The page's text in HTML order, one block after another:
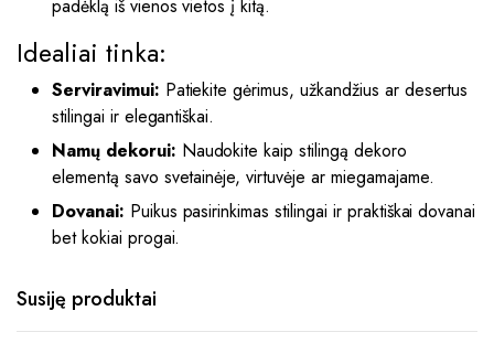
padėklą iš vienos vietos į kitą.
Idealiai tinka:
Serviravimui: Patiekite gėrimus, užkandžius ar desertus
stilingai ir elegantiškai.
Namų dekorui: Naudokite kaip stilingą dekoro
elementą savo svetainėje, virtuvėje ar miegamajame.
Dovanai: Puikus pasirinkimas stilingai ir praktiškai dovanai
bet kokiai progai.
Susiję produktai